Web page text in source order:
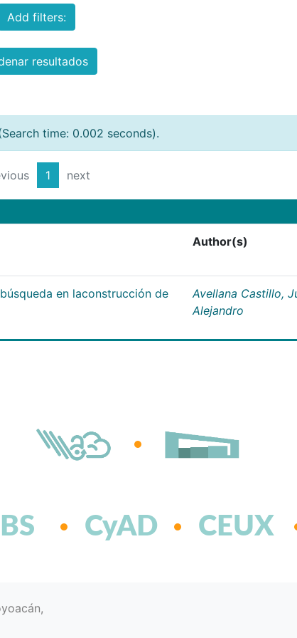
Add filters:
resultados
time: 0.002 seconds).
1 next
Author(s)
en laconstrucción de
Avellana Castillo,
Alejandro
CyAD CEUX